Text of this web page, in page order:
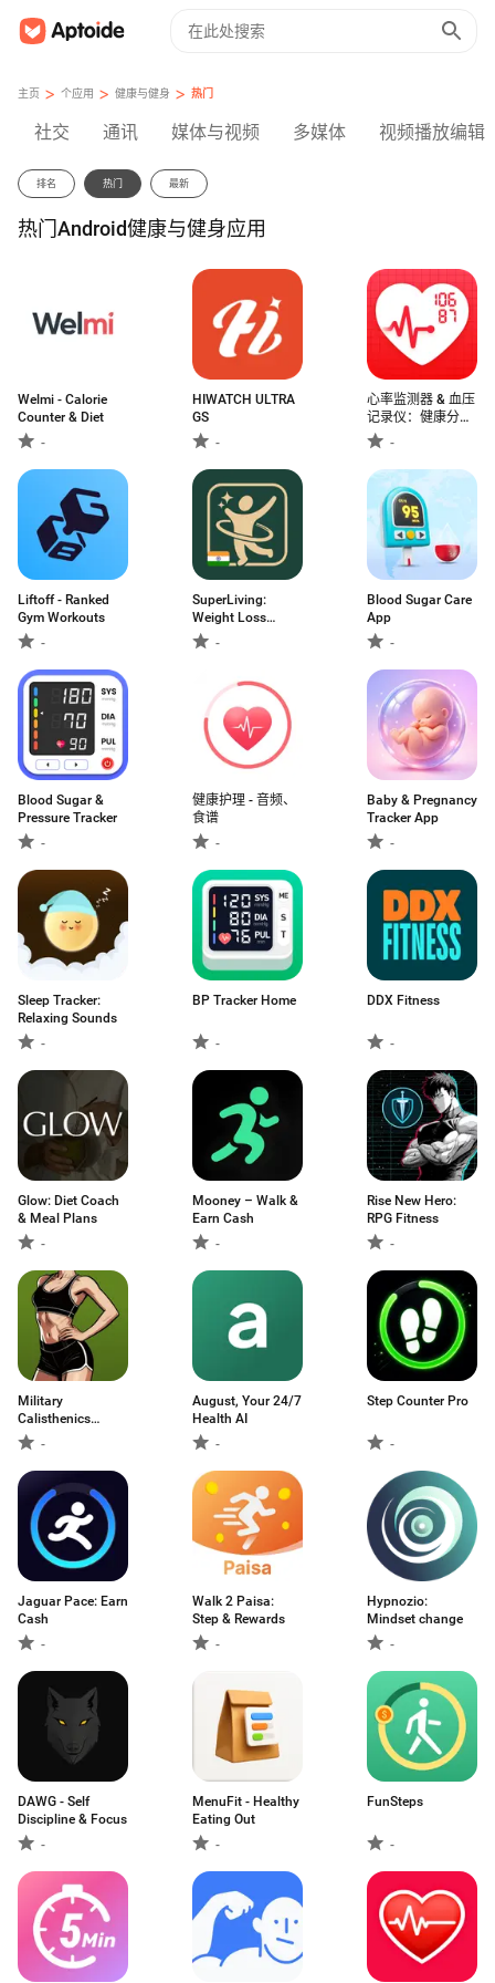
主页 > 个应用 > 健康与健身 > 热门
社交 通讯 媒体与视频 多媒体 视频播放编辑
排名 热门 最新
热门Android健康与健身应用
Welmi - Calorie
Counter & Diet
-
HIWATCH ULTRA
GS
-
心率监测器 & 血压
记录仪：健康分析
助手 -
Liftoff - Ranked
Gym Workouts
-
SuperLiving:
Weight Loss
Coach
-
Blood Sugar Care
App
-
Blood Sugar &
Pressure Tracker
-
健康护理 - 音频、
食谱
-
Baby & Pregnancy
Tracker App
-
Sleep Tracker:
Relaxing Sounds
-
BP Tracker Home
-
DDX Fitness
-
Glow: Diet Coach
& Meal Plans
-
Mooney – Walk &
Earn Cash
-
Rise New Hero:
RPG Fitness
-
Military
Calisthenics
Women
-
August, Your 24/7
Health AI
-
Step Counter Pro
-
Jaguar Pace: Earn
Cash
-
Walk 2 Paisa:
Step & Rewards
-
Hypnozio:
Mindset change
-
DAWG - Self
Discipline & Focus
-
MenuFit - Healthy
Eating Out
-
FunSteps
-